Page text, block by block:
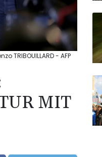
TRIBOUILLARD - AFP
MIT